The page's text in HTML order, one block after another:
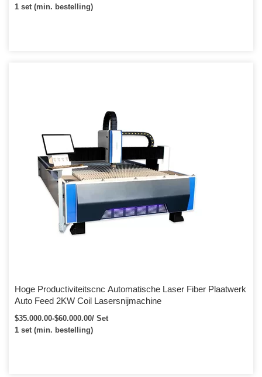
1 set (min. bestelling)
Hoge Productiviteitscnc Automatische Laser Fiber Plaatwerk
Auto Feed 2KW Coil Lasersnijmachine
$35.000.00-$60.000.00/ Set
1 set (min. bestelling)